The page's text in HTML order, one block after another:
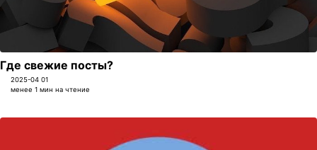
Где свежие посты?
2025-04 01
менее 1 мин на чтение